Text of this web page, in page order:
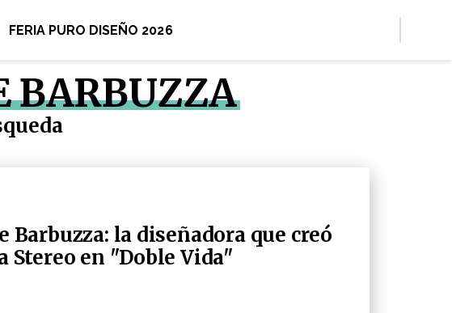
FERIA PURO DISEÑO 2026
BARBUZZA
Barbuzza: la diseñadora que creó
Stereo en "Doble Vida"